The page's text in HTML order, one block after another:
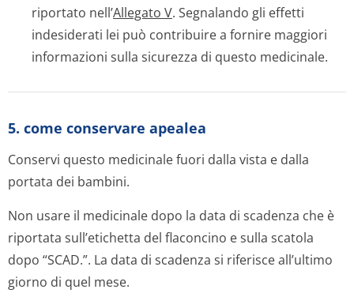
riportato nell’Allegato V. Segnalando gli effetti
indesiderati lei può contribuire a fornire maggiori
informazioni sulla sicurezza di questo medicinale.
5. come conservare apealea
Conservi questo medicinale fuori dalla vista e dalla
portata dei bambini.
Non usare il medicinale dopo la data di scadenza che è
riportata sull’etichetta del flaconcino e sulla scatola
dopo “SCAD.”. La data di scadenza si riferisce all’ultimo
giorno di quel mese.